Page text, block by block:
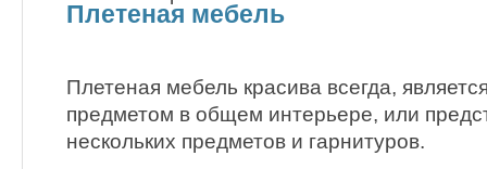
Плетеная мебель
Плетеная мебель красива всегда,
предметом в общем интерьере, или
нескольких предметов и гарнитуров.